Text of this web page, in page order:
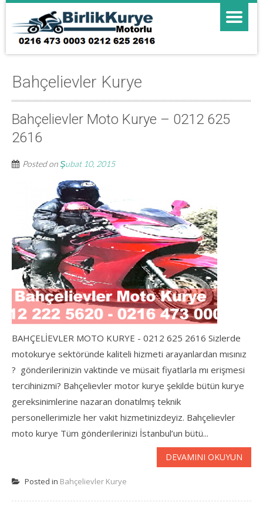
Bahçelievler Kurye
Bahçelievler Moto Kurye – 0212 625
2616
Posted onŞubat 10, 2015
BAHÇELİEVLER MOTO KURYE - 0212 625 2616 Sizlerde
motokurye sektöründe kaliteli hizmeti arayanlardan mısınız
? gönderilerinizin vaktinde ve müsait fiyatlarla mı erişmesi
tercihinizmi? Bahçelievler motor kurye şekilde bütün kurye
gereksinimlerine nazaran donatılmış teknik
personellerimizle her vakit hizmetinizdeyiz. Bahçelievler
moto kurye Tüm gönderilerinizi İstanbul’un bütü...
DEVAMINI OKUYUN
Posted in Bahçelievler Kurye